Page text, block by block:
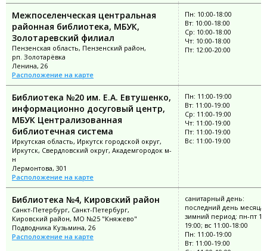
Межпоселенческая центральная
районная библиотека, МБУК,
Золотаревский филиал
Пензенская область, Пензенский район,
рп. Золотарёвка
Ленина, 26
Расположение на карте
Пн: 10:00-18:00
Вт: 10:00-18:00
Ср: 10:00-18:00
Чт: 10:00-18:00
Пт: 12:00-20:00
Библиотека №20 им. Е.А. Евтушенко,
информационно досуговый центр,
МБУК Централизованная
библиотечная система
Иркутская область, Иркутск городской округ,
Иркутск, Свердловский округ, Академгородок м-
н
Лермонтова, 301
Расположение на карте
Пн: 11:00-19:00
Вт: 11:00-19:00
Ср: 11:00-19:00
Чт: 11:00-19:00
Пт: 11:00-19:00
Вс: 11:00-19:00
Библиотека №4, Кировский район
Санкт-Петербург, Санкт-Петербург,
Кировский район, МО №25 "Княжево"
Подводника Кузьмина, 26
Расположение на карте
санитарный день:
последний день месяца;
зимний период: пн-пт
19:00; вс 11:00-18:00
Пн: 11:00-19:00
Вт: 11:00-19:00